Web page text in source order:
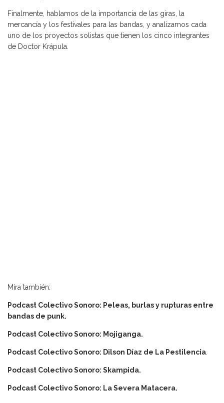
Finalmente, hablamos de la importancia de las giras, la
mercancía y los festivales para las bandas, y analizamos cada
uno de los proyectos solistas que tienen los cinco integrantes
de Doctor Krápula.
Mira también:
Podcast Colectivo Sonoro: Peleas, burlas y rupturas entre
bandas de punk.
Podcast Colectivo Sonoro: Mojiganga.
Podcast Colectivo Sonoro: Dilson Díaz de La Pestilencia
Podcast Colectivo Sonoro: Skampida.
Podcast Colectivo Sonoro: La Severa Matacera.